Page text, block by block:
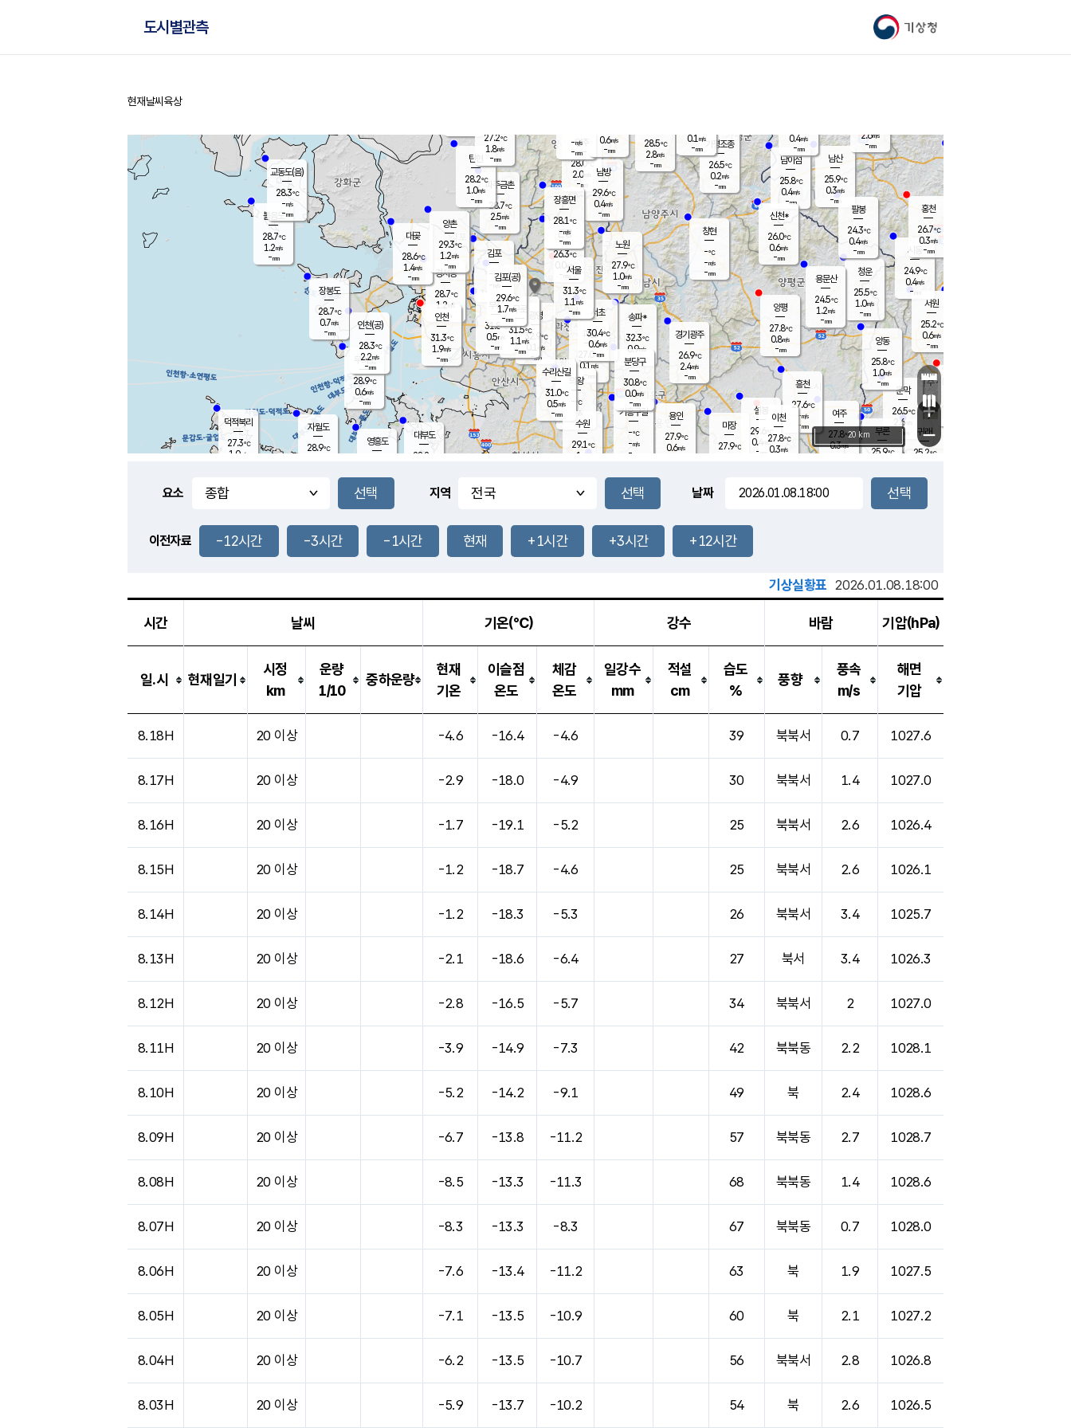
기상청
도시별관측
홈
현재날씨 육상
풍도
2.0m/s
문막
26.5℃
2.6m/s
mm
남이섬
25.8℃
0.4m/s
-mm
무의도
28.9℃
0.6m/s
-mm
영흥도
볼음도
28.7℃
1.2m/s
-mm
자월도
28.9℃
양주
28.0℃
2.0
-mm
부론
25.9℃
과천
27.0℃
0.1m/s
- mm
남산
25.9℃
0.3m/s
-mm
장봉도
28.7℃
0.7m/s
-mm
-mm
청운
25.5℃
1.0m/s
-mm
팔봉
24.3℃
0.4m/s
-mm
-mm
용인
27.9℃
0.6m/s
여주
27.8℃
0.3m/s
양동
25.8℃
1.0m/s
-mm
경기광주
26.9℃
2.4m/s
-mm
장호원
0.4m/s
-mm
27.2
℃
대부도
28.2
-
경서동
28.7℃
1.2 m/s
-mm
파주금촌
28.7℃
2.5m/s
-mm
가평조종
26.5℃
0.2m/s
-mm
28.5℃
2.8m/s
-mm
대곶
28.6℃
1.4m/s
-mm
신천*
26.0℃
0.6m/s
-mm
창현
-℃
-m/s
-mm
탄현
28.2℃
1.0m/s
-mm
0.1 m/s
-mm
30.7℃
1.2m/s
-mm
흥천
27.6℃
-m/s
-mm
마장
27.9℃
의왕
- ℃
m/s
mm
김포
- ℃
-m/s
mm
설봉
29.6
0.4 m/s
- mm
광명
32.9 ℃
0.1 m/s
-mm
부천
31.8℃
0.5m/s
-mm
-mm
양촌
29.3℃
1.2m/s
-mm
구로
31.5℃
1.1 m/s
-mm
은평
26.3℃
0.0 m/s
- mm
노원
27.9℃
1.0m/s
-mm
송파*
32.3℃
0.9m/s
-mm
서초
30.4℃
0.6m/s
-mm
남방
29.6℃
0.4m/s
-mm
기흥구갈
-℃
-m/s
-
수리산길
31.0℃
0.5m/s
-mm
분당구
30.8℃
0.0m/s
-mm
장흥면
28.1℃
-m/s
-mm
-m/s
-mm
시동
24.9℃
0.4m/s
- mm
귀래
25.2℃
서원
25.2℃
0.6m/s
-mm
용문산
24.5℃
1.2m/s
-mm
덕적북리
27.3℃
1.0m/s
인천(공)
28.3℃
2.2m/s
-mm
김포(공)
29.6℃
1.7m/s
-mm
교동도(음)
28.3℃
-m/s
-mm
홍천
26.7℃
0.3m/s
-mm
이천
27.8℃
0.3m/s
양평
27.8℃
0.8m/s
-mm
수원
29.1℃
1 m/s
인천
31.3℃
1.9m/s
-mm
서울
31.3℃
1.1 m/s
-mm
2.6m/s
-mm
27.2℃
1.8m/s
-mm
0.6m/s
-mm
+
−
20 km
요소 지역 날짜
이전자료 -12시간 -3시간 -1시간 현재 +1시간 +3시간 +12시간
기상실황표 2026.01.08.18:00
시간 날씨 기온(℃) 강수 바람 기압(hPa)
일.시 현재일기
시정
km
운량
1/10
중하운량
현재
기온
이슬점
온도
체감
온도
일강수
mm
적설
cm
습도
%
풍향
풍속
m/s
해면
기압
8.18H 20 이상 -4.6 -16.4 -4.6 39 북북서 0.7 1027.6
8.17H 20 이상 -2.9 -18.0 -4.9 30 북북서 1.4 1027.0
8.16H 20 이상 -1.7 -19.1 -5.2 25 북북서 2.6 1026.4
8.15H 20 이상 -1.2 -18.7 -4.6 25 북북서 2.6 1026.1
8.14H 20 이상 -1.2 -18.3 -5.3 26 북북서 3.4 1025.7
8.13H 20 이상 -2.1 -18.6 -6.4 27 북서 3.4 1026.3
8.12H 20 이상 -2.8 -16.5 -5.7 34 북북서 2 1027.0
8.11H 20 이상 -3.9 -14.9 -7.3 42 북북동 2.2 1028.1
8.10H 20 이상 -5.2 -14.2 -9.1 49 북 2.4 1028.6
8.09H 20 이상 -6.7 -13.8 -11.2 57 북북동 2.7 1028.7
8.08H 20 이상 -8.5 -13.3 -11.3 68 북북동 1.4 1028.6
8.07H 20 이상 -8.3 -13.3 -8.3 67 북북동 0.7 1028.0
8.06H 20 이상 -7.6 -13.4 -11.2 63 북 1.9 1027.5
8.05H 20 이상 -7.1 -13.5 -10.9 60 북 2.1 1027.2
8.04H 20 이상 -6.2 -13.5 -10.7 56 북북서 2.8 1026.8
8.03H 20 이상 -5.9 -13.7 -10.2 54 북 2.6 1026.5